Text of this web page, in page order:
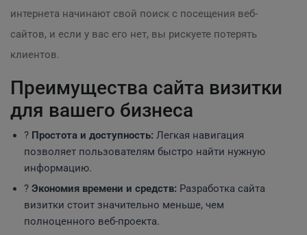
интернета начинают свой поиск с посещения веб-
сайтов, и если у вас его нет, вы рискуете потерять
клиентов.
Преимущества сайта визитки
для вашего бизнеса
? Простота и доступность: Легкая навигация
позволяет пользователям быстро найти нужную
информацию.
? Экономия времени и средств: Разработка сайта
визитки стоит значительно меньше, чем
полноценного веб-проекта.